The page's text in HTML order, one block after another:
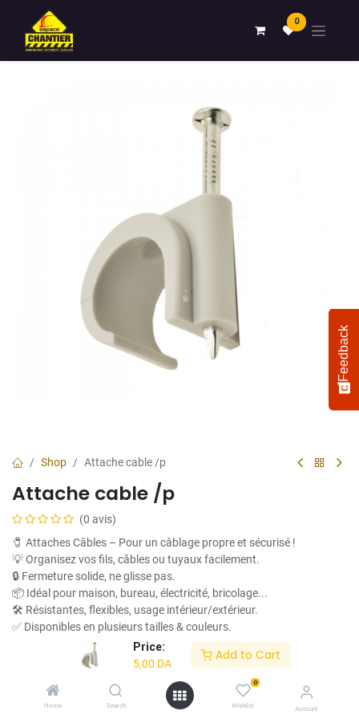
Price:
5,00 DA
Add to Cart
Home Search
0
Wishlist Account
0
Shop Attache cable /p
Attache cable /p
(0 avis)
🧷 Attaches Câbles – Pour un câblage propre et sécurisé !
💡 Organisez vos fils, câbles ou tuyaux facilement.
🔒 Fermeture solide, ne glisse pas.
📦 Idéal pour maison, bureau, électricité, bricolage...
🛠️ Résistantes, flexibles, usage intérieur/extérieur.
✅ Disponibles en plusieurs tailles & couleurs.
Ce produit n'est plus disponible.
Feedback
How would you rate your experience?
Select
an
option
Not satisfied at all Very satisfied
Next